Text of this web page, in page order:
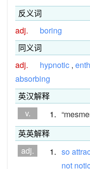
反义词
adj.
boring
同义词
adj.
hypnotic ,
absorbing
英汉解释
v.
1.
英英解释
adj.
1. so
not